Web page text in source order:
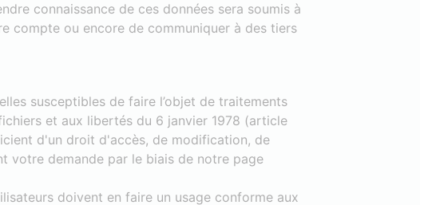
connaissance de ces données sera soumis à
compte ou encore de communiquer à des tiers
susceptibles de faire l’objet de traitements
et aux libertés du 6 janvier 1978 (article
d'un droit d'accès, de modification, de
votre demande par le biais de notre page
doivent en faire un usage conforme aux